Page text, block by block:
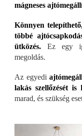
mágneses
Könnyen
többé
ütközés. Ez egy
megoldás.
Az egyedi
lakás szellőzését is
marad, és szükség